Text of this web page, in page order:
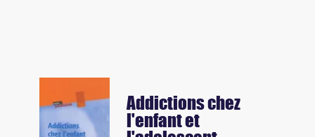
Addictions chez
l'enfant et